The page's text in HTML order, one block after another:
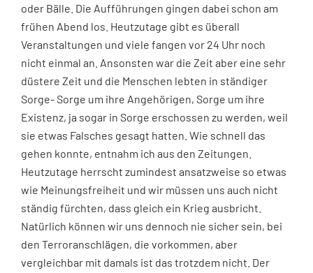
oder Bälle. Die Aufführungen gingen dabei schon am
frühen Abend los. Heutzutage gibt es überall
Veranstaltungen und viele fangen vor 24 Uhr noch
nicht einmal an. Ansonsten war die Zeit aber eine sehr
düstere Zeit und die Menschen lebten in ständiger
Sorge- Sorge um ihre Angehörigen, Sorge um ihre
Existenz, ja sogar in Sorge erschossen zu werden, weil
sie etwas Falsches gesagt hatten. Wie schnell das
gehen konnte, entnahm ich aus den Zeitungen.
Heutzutage herrscht zumindest ansatzweise so etwas
wie Meinungsfreiheit und wir müssen uns auch nicht
ständig fürchten, dass gleich ein Krieg ausbricht.
Natürlich können wir uns dennoch nie sicher sein, bei
den Terroranschlägen, die vorkommen, aber
vergleichbar mit damals ist das trotzdem nicht. Der